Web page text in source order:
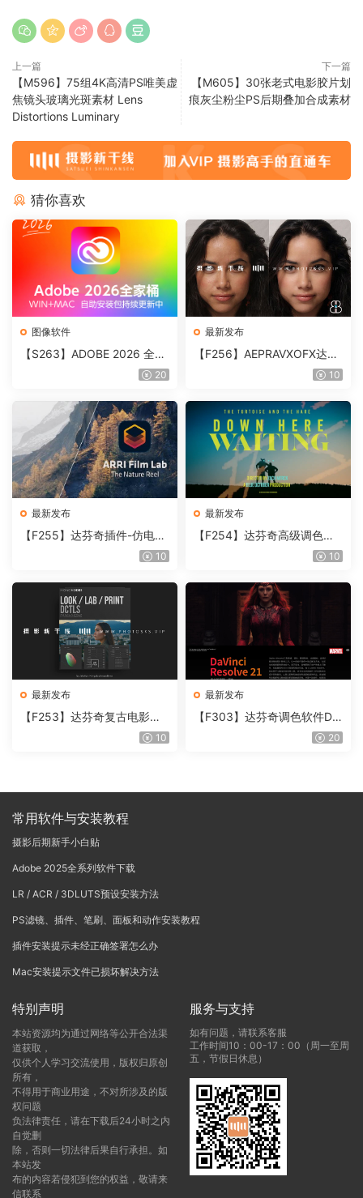
上一篇
【M596】75组4K高清PS唯美虚
焦镜头玻璃光斑素材 Lens
Distortions Luminary
下一篇
【M605】30张老式电影胶片划
痕灰尘粉尘PS后期叠加合成素材
猜你喜欢
图像软件
【S263】ADOBE 2026 全家
20
最新发布
【F256】AEPRAVXOFX达芬
奇视频人像磨皮润肤美颜插件
10
最新发布
【F255】达芬奇插件-仿电影
胶片视频调色插件 ARRI Film
10
最新发布
【F254】达芬奇高级调色插
件 Contour V2.2.2 WinMac10
最新发布
【F253】达芬奇复古电影胶
片质感DCTL节点调色预设 M
10
最新发布
【F303】达芬奇调色软件Da
Vinci Resolve Studio21.0.320
常用软件与安装教程
摄影后期新手小白贴
Adobe 2025全系列软件下载
LR / ACR / 3DLUTS预设安装方法
PS滤镜、插件、笔刷、面板和动作安装教程
插件安装提示未经正确签署怎么办
Mac安装提示文件已损坏解决方法
特别声明
本站资源均为通过网络等公开合法渠
道获取，
仅供个人学习交流使用，版权归原创
所有，
不得用于商业用途，不对所涉及的版
权问题
负法律责任，请在下载后24小时之内
自觉删
除，否则一切法律后果自行承担。如
本站发
布的内容若侵犯到您的权益，敬请来
信联系
服务与支持
如有问题，请联系客服
工作时间10：00-17：00（周一至周
五，节假日休息）